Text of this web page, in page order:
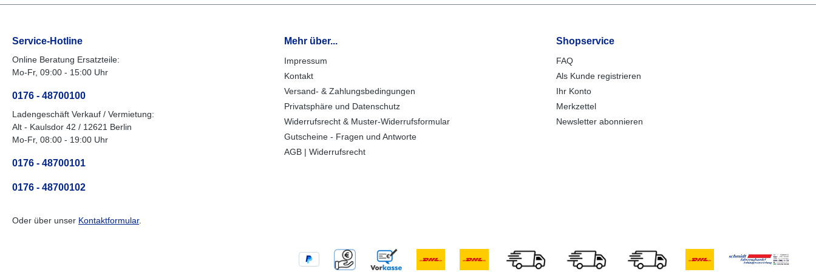
Anhängers oder Wohnwagens
optimieren und die Sicherheit
im Straßenverkehr erhöhen.
Service-Hotline
Online Beratung Ersatzteile:
Mo-Fr, 09:00 - 15:00 Uhr
0176 - 48700100
Ladengeschäft Verkauf / Vermietung:
Alt - Kaulsdor 42 / 12621 Berlin
Mo-Fr, 08:00 - 19:00 Uhr
0176 - 48700101
0176 - 48700102
Oder über unser Kontaktformular.
Mehr über...
Impressum
Kontakt
Versand- & Zahlungsbedingungen
Privatsphäre und Datenschutz
Widerrufsrecht & Muster-Widerrufsformular
Gutscheine - Fragen und Antworte
AGB | Widerrufsrecht
Shopservice
FAQ
Als Kunde registrieren
Ihr Konto
Merkzettel
Newsletter abonnieren